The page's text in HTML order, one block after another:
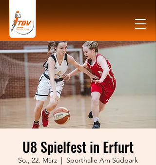
U8 Spielfest in Erfurt
So., 22. März
  |
Sporthalle Am Südpark